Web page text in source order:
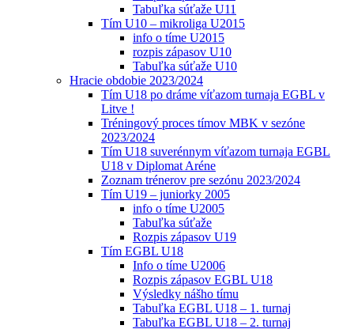
Tabuľka súťaže U11
Tím U10 – mikroliga U2015
info o tíme U2015
rozpis zápasov U10
Tabuľka súťaže U10
Hracie obdobie 2023/2024
Tím U18 po dráme víťazom turnaja EGBL v
Litve !
Tréningový proces tímov MBK v sezóne
2023/2024
Tím U18 suverénnym víťazom turnaja EGBL
U18 v Diplomat Aréne
Zoznam trénerov pre sezónu 2023/2024
Tím U19 – juniorky 2005
info o tíme U2005
Tabuľka súťaže
Rozpis zápasov U19
Tím EGBL U18
Info o tíme U2006
Rozpis zápasov EGBL U18
Výsledky nášho tímu
Tabuľka EGBL U18 – 1. turnaj
Tabuľka EGBL U18 – 2. turnaj